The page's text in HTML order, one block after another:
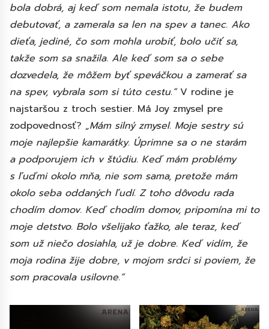
bola dobrá, aj keď som nemala istotu, že budem
debutovať, a zamerala sa len na spev a tanec. Ako
dieťa, jediné, čo som mohla urobiť, bolo učiť sa,
takže som sa snažila. Ale keď som sa o sebe
dozvedela, že môžem byť speváčkou a zamerať sa
na spev, vybrala som si túto cestu.“V rodine je
najstaršou z troch sestier. Má Joy zmysel pre
zodpovednosť? „Mám silný zmysel. Moje sestry sú
moje najlepšie kamarátky. Úprimne sa o ne starám
a podporujem ich v štúdiu. Keď mám problémy
s ľuďmi okolo mňa, nie som sama, pretože mám
okolo seba oddaných ľudí. Z toho dôvodu rada
chodím domov. Keď chodím domov, pripomína mi to
moje detstvo. Bolo všelijako ťažko, ale teraz, keď
som už niečo dosiahla, už je dobre. Keď vidím, že
moja rodina žije dobre, v mojom srdci si poviem, že
som pracovala usilovne.“